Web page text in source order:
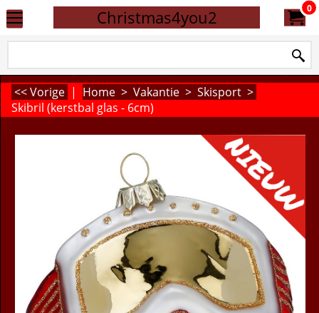
Christmas4you2 0
<< Vorige | Home > Vakantie > Skisport >
Skibril (kerstbal glas - 6cm)